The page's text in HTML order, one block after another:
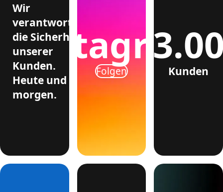
Wir
verantworten
die Sicherheit
unserer
Kunden.
Heute und
morgen.
Instagram
Folgen Kunden